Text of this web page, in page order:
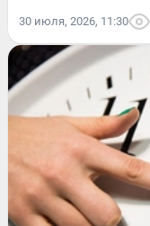
30 июля, 2026, 11:30